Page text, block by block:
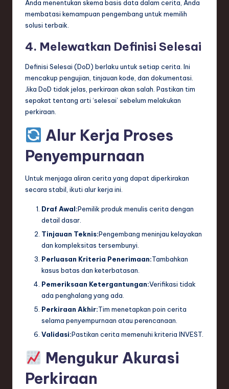
Anda menentukan skema basis data dalam cerita, Anda
membatasi kemampuan pengembang untuk memilih
solusi terbaik.
4. Melewatkan Definisi Selesai
Definisi Selesai (DoD) berlaku untuk setiap cerita. Ini
mencakup pengujian, tinjauan kode, dan dokumentasi.
Jika DoD tidak jelas, perkiraan akan salah. Pastikan tim
sepakat tentang arti ‘selesai’ sebelum melakukan
perkiraan.
Alur Kerja Proses
Penyempurnaan
Untuk menjaga aliran cerita yang dapat diperkirakan
secara stabil, ikuti alur kerja ini.
Draf Awal:Pemilik produk menulis cerita dengan
detail dasar.
Tinjauan Teknis:Pengembang meninjau kelayakan
dan kompleksitas tersembunyi.
Perluasan Kriteria Penerimaan:Tambahkan
kasus batas dan keterbatasan.
Pemeriksaan Ketergantungan:Verifikasi tidak
ada penghalang yang ada.
Perkiraan Akhir:Tim menetapkan poin cerita
selama penyempurnaan atau perencanaan.
Validasi:Pastikan cerita memenuhi kriteria INVEST.
Mengukur Akurasi
Perkiraan